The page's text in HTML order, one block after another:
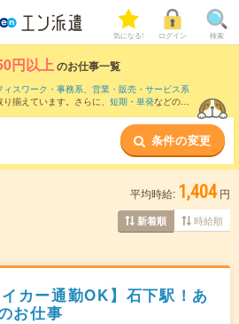
気になる! ログイン 検索
円以上のお仕事一覧
ィスワーク・事務系、 営業・販売・サービス系
揃えています。さらに、 短期 ・ 単発などの期
条件の変更
平均時給: 1,404 円
新着順 時給順
カー通勤OK】石下駅！あ
お仕事